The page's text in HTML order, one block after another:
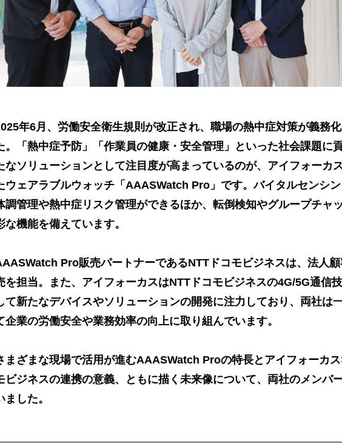
年6月、労働安全衛生規則が改正され、職場の熱中症対策が義務
。「熱中症予防」「作業員の健康・安全管理」といった社会課題に
なソリューションとして注目度が高まっているのが、アイフォーカ
ウェアラブルウォッチ「AAASWatch Pro」です。バイタルセンシン
調管理や熱中症リスク管理ができるほか、転倒検知やグループチャ
な機能を備えています。
Pro販売パートナーであるNTTドコモビジネスは、法人
を担当。また、アイフォーカスはNTTドコモビジネスの4G/5G通信
て新たなデバイスやソリューションの開発に注力しており、両社は
企業の労働安全や業務効率の向上に取り組んでいます。
まざまな現場で活用が進むAAASWatch Proの特長とアイフォーカ
ビジネスの連携の意義、ともに描く未来像について、両社のメンバ
ました。